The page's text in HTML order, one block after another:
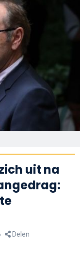
uit na
Delen